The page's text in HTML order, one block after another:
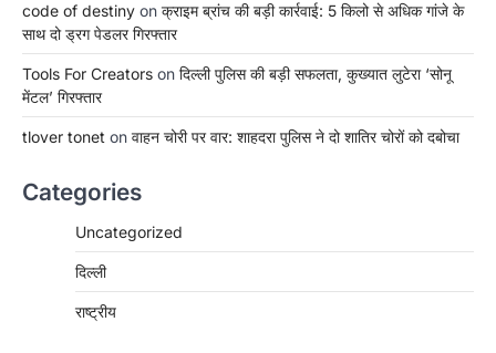
code of destiny on क्राइम ब्रांच की बड़ी कार्रवाई: 5 किलो से अधिक गांजे के
साथ दो ड्रग पेडलर गिरफ्तार
Tools For Creators on दिल्ली पुलिस की बड़ी सफलता, कुख्यात लुटेरा ‘सोनू
मेंटल’ गिरफ्तार
tlover tonet on वाहन चोरी पर वार: शाहदरा पुलिस ने दो शातिर चोरों को दबोचा
Categories
Uncategorized
दिल्ली
राष्ट्रीय